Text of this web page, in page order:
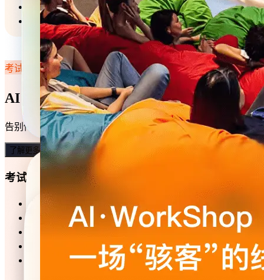
校服订购
课程预定
考试·考评
AI 智能加持，考试效率翻倍
告别传统考试模式，把麻烦的出题、组卷工作交给 AI。在 3
了解更多
考试模板
销售知识测评
人力资源考试练习
党建知识竞赛
公共基础知识考试